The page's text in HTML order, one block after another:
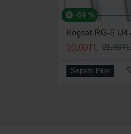
-54 %
10,00TL 21,90TL
Sepete Ekle